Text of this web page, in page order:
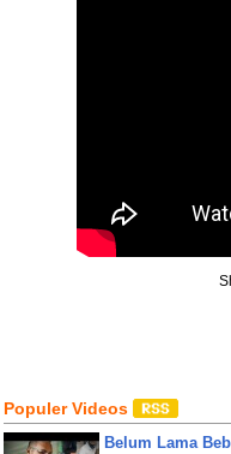
Populer Videos
Belum Lama